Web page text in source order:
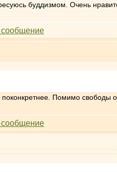
буддизмом. Очень
Помимо